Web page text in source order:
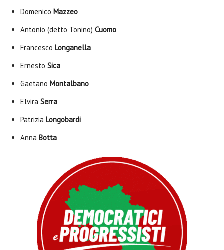
Domenico Mazzeo
Antonio (detto Tonino) Cuomo
Francesco Longanella
Ernesto Sica
Gaetano Montalbano
Elvira Serra
Patrizia Longobardi
Anna Botta